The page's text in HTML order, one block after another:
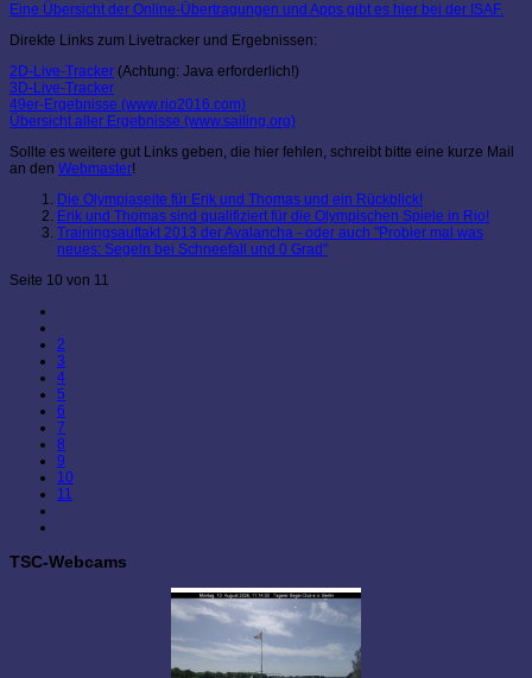
Eine Übersicht der Online-Übertragungen und Apps gibt es hier bei der ISAF.
Direkte Links zum Livetracker und Ergebnissen:
2D-Live-Tracker (Achtung: Java erforderlich!)
3D-Live-Tracker
49er-Ergebnisse (www.rio2016.com)
Übersicht aller Ergebnisse (www.sailing.org)
Sollte es weitere gut Links geben, die hier fehlen, schreibt bitte eine kurze Mail
an den Webmaster!
Die Olympiaseite für Erik und Thomas und ein Rückblick!
Erik und Thomas sind qualifiziert für die Olympischen Spiele in Rio!
Trainingsauftakt 2013 der Avalancha - oder auch "Probier mal was
neues: Segeln bei Schneefall und 0 Grad"
Seite 10 von 11
2
3
4
5
6
7
8
9
10
11
TSC-Webcams